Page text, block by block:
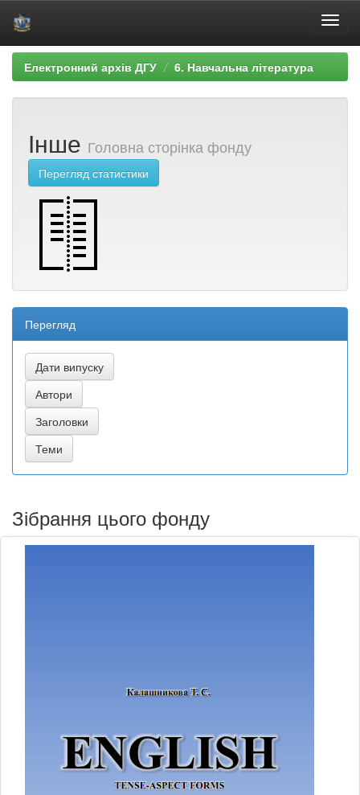
Skip
navigation
Електронний архів ДГУ 6. Навчальна література
Інше Головна сторінка фонду
Перегляд статистики
Перегляд
Зібрання цього фонду